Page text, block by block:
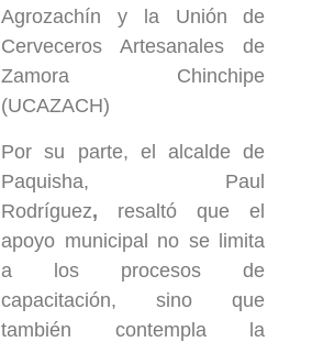
Agrozachín y la Unión de
Cerveceros Artesanales de
Zamora Chinchipe
(UCAZACH)
Por su parte, el alcalde de
Paquisha, Paul
Rodríguez, resaltó que el
apoyo municipal no se limita
a los procesos de
capacitación, sino que
también contempla la